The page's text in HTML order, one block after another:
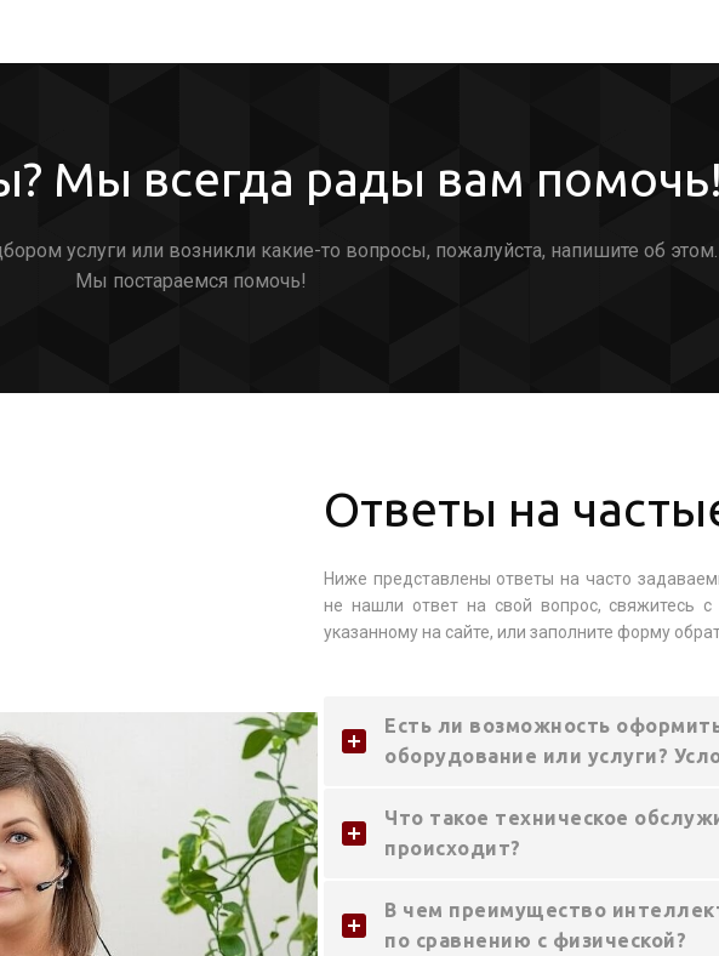
Мы всегда рады вам помочь!
услуги или возникли какие-то вопросы, пожалуйста, напишите об этом.
Мы постараемся помочь!
Ответы на
Ниже представлены ответы на часто
не нашли ответ на свой вопрос, свяжитесь
указанному на сайте, или заполните форму
Есть ли возможность
оборудование или услуги?
Что такое техническое
происходит?
В чем преимущество
по сравнению с физической?